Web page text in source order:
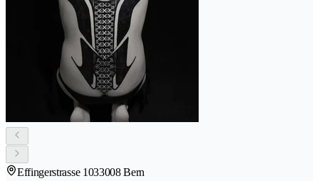
Effingerstrasse 1033008 Bern